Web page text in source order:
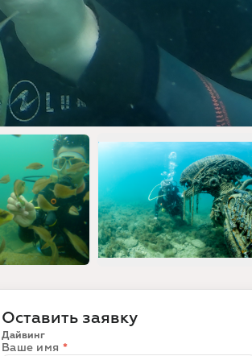
Оставить заявку
Дайвинг
Ваше имя *